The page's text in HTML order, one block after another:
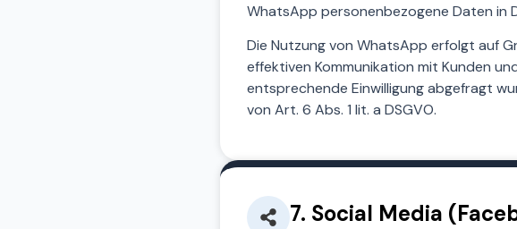
WhatsApp personenbezogene Daten
Die Nutzung von WhatsApp erfolgt auf
effektiven Kommunikation mit Kunden
entsprechende Einwilligung abgefragt
von Art. 6 Abs. 1 lit. a DSGVO.
7. Social Media